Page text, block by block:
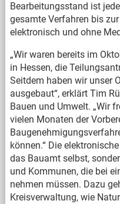
Bearbeitungsstand ist
gesamte Verfahren bis
elektronisch und ohne
„Wir waren bereits im
in Hessen, die
Seitdem haben wir unser
ausgebaut“, erklärt Tim
Bauen und Umwelt. „Wir
vielen Monaten der
können.“ Die
das Bauamt selbst,
und Kommunen, die bei
nehmen müssen. Dazu
Kreisverwaltung, wie